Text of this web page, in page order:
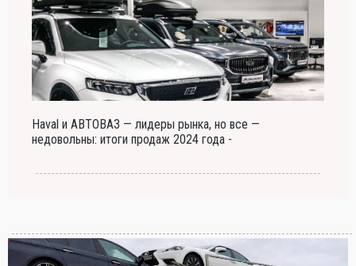
Haval и АВТОВАЗ — лидеры рынка, но все —
недовольны: итоги продаж 2024 года -